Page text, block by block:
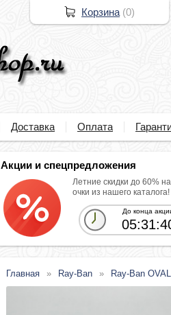
Доставка Оплата
Акции и спецпредложения
Летние скидки до 60%
очки из нашего каталога!
До конца
Главная Ray-Ban Ray-Ban OVAL
Корзина (0)